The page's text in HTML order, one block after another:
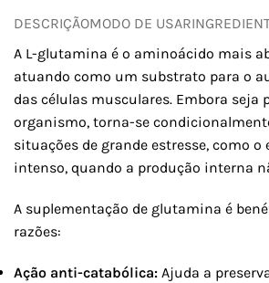
DESCRIÇÃOMODO DE USAR
A L-glutamina é o aminoácido mais
atuando como um substrato para o
das células musculares. Embora seja
organismo, torna-se
situações de grande estresse, como o
intenso, quando a produção interna
A suplementação de glutamina é
razões:
Ação anti-catabólica: Ajuda a